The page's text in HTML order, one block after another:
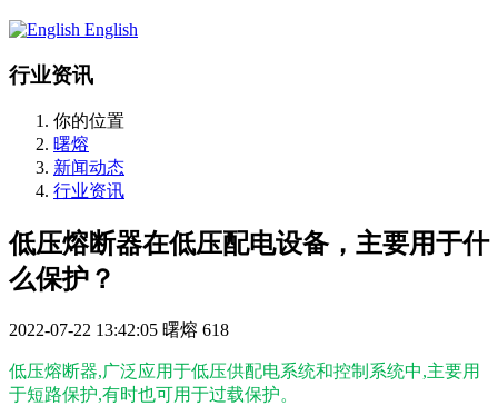
English
行业资讯
你的位置
曙熔
新闻动态
行业资讯
低压熔断器在低压配电设备，主要用于什
么保护？
2022-07-22 13:42:05 曙熔 618
低压熔断器,广泛应用于低压供配电系统和控制系统中,主要用
于短路保护,有时也可用于过载保护。